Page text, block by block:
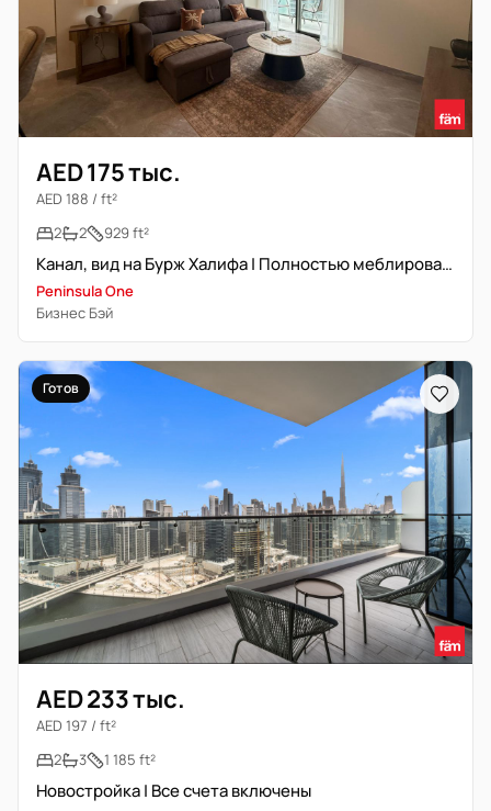
AED 175 тыс.
AED 188 / ft²
2
2 929 ft²
Канал, вид на Бурж Халифа | Полностью меблирована | Угловая планировка
Peninsula One
Бизнес Бэй
Готов
AED 233 тыс.
AED 197 / ft²
2
3 1 185 ft²
Новостройка | Все счета включены